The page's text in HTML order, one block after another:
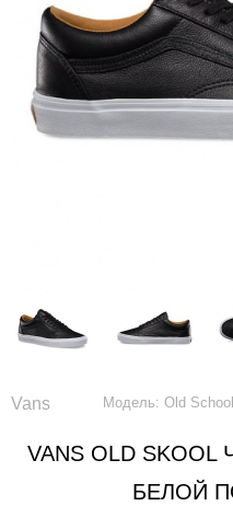
Vans Модель: Old
VANS OLD
БЕЛОЙ